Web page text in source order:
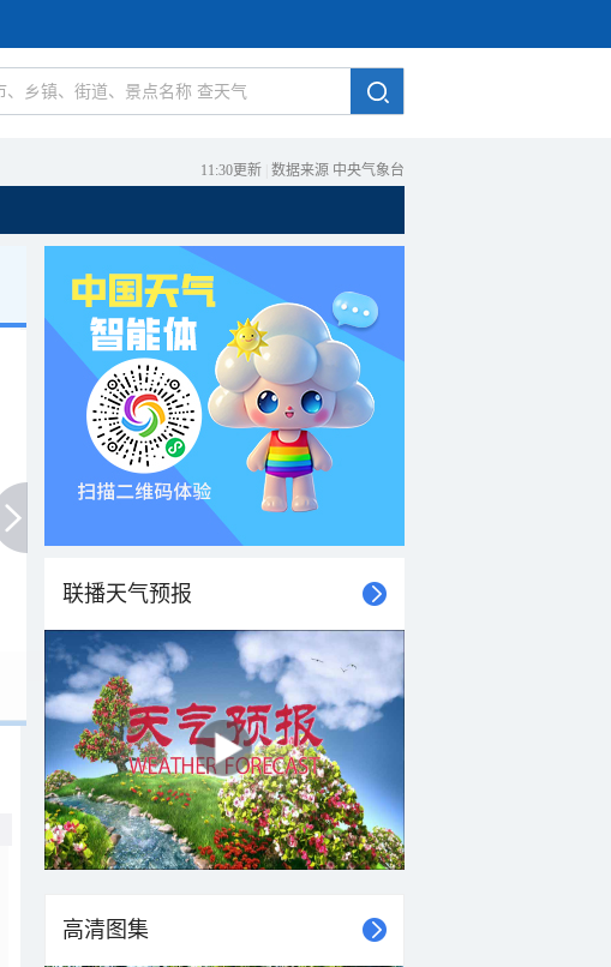
11:30更新 数据来源 中央气象台
20时 21时 22时 23时 00时 01时
联播天气预报
高清图集